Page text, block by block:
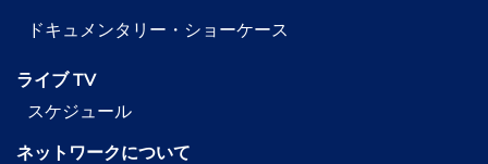
ドキュメンタリー・ショーケース
ライブ TV
スケジュール
ネットワークについて